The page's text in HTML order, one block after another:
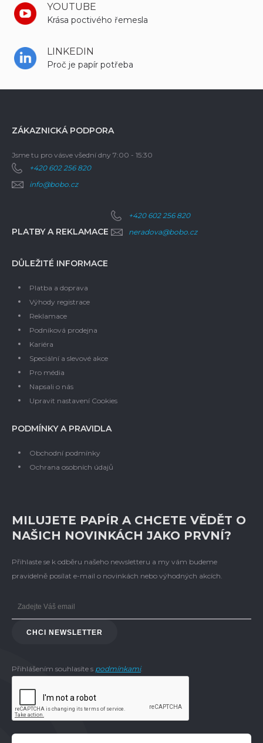
YOUTUBE
Krása poctivého řemesla
LINKEDIN
Proč je papír potřeba
ZÁKAZNICKÁ PODPORA
Jsme tu pro vásve všední dny 7:00 - 15:30
+420 602 256 820
info@bobo.cz
PLATBY A REKLAMACE
+420 602 256 820
neradova@bobo.cz
DŮLEŽITÉ INFORMACE
Platba a doprava
Výhody registrace
Reklamace
Podniková prodejna
Kariéra
Speciální a slevové akce
Pro média
Napsali o nás
Upravit nastavení Cookies
PODMÍNKY A PRAVIDLA
Obchodní podmínky
Ochrana osobních údajů
MILUJETE PAPÍR A CHCETE VĚDĚT O
NAŠICH NOVINKÁCH JAKO PRVNÍ?
Přihlaste se k odběru našeho newsletteru a my vám budeme
pravidelně posílat e-mail o novinkách nebo výhodných akcích.
CHCI NEWSLETTER
Přihlášením souhlasíte s podmínkami.